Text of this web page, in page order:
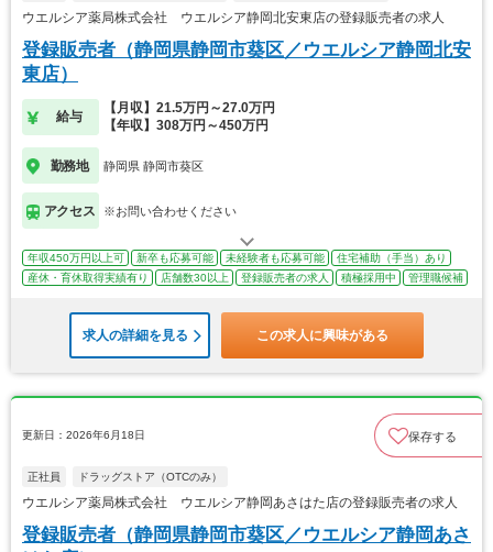
ウエルシア薬局株式会社 ウエルシア静岡北安東店の登録販売者の求人
登録販売者（静岡県静岡市葵区／ウエルシア静岡北安
東店）
給与
【月収】21.5万円～27.0万円
【年収】308万円～450万円
勤務地 静岡県 静岡市葵区
アクセス ※お問い合わせください
年収450万円以上可 新卒も応募可能 未経験者も応募可能
住宅補助（手当）あり
産休・育休取得実績有り
店舗数30以上 登録販売者の求人 積極採用中 管理職候補
求人の詳細を見る この求人に興味がある
更新日：2026年6月18日 保存する
正社員 ドラッグストア（OTCのみ）
ウエルシア薬局株式会社 ウエルシア静岡あさはた店の登録販売者の求人
登録販売者（静岡県静岡市葵区／ウエルシア静岡あさ